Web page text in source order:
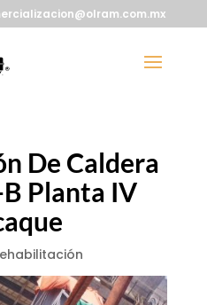
De Caldera
Planta IV